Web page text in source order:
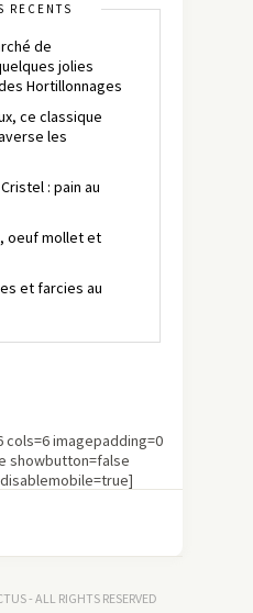
RÉCENTS
de
jolies
Hortillonnages
ce classique
les
: pain au
oeuf mollet et
et farcies au
imagepadding=0
showbutton=false
- ALL RIGHTS RESERVED